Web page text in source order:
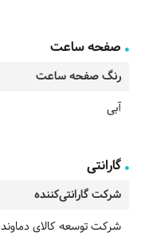
صفحه ساعت
رنگ صفحه ساعت
آبی
گارانتی
شرکت گارانتی‌کننده
شرکت توسعه کالای دماوند